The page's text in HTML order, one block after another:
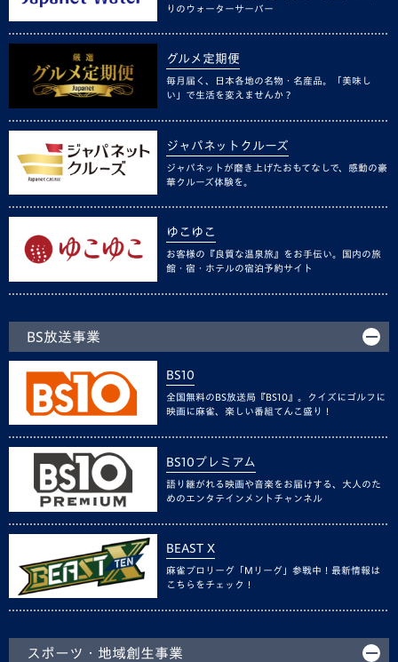
りのウォーターサーバー
グルメ定期便
毎月届く、日本各地の名物・名産品。「美味し
い」で生活を変えませんか？
ジャパネットクルーズ
ジャパネットが磨き上げたおもてなしで、感動の豪
華クルーズ体験を。
ゆこゆこ
お客様の『良質な温泉旅』をお手伝い。国内の旅
館・宿・ホテルの宿泊予約サイト
BS放送事業
BS10
全国無料のBS放送局『BS10』。クイズにゴルフに
映画に麻雀、楽しい番組てんこ盛り！
BS10プレミアム
語り継がれる映画や音楽をお届けする、大人のた
めのエンタテインメントチャンネル
BEAST X
麻雀プロリーグ「Mリーグ」参戦中！最新情報は
こちらをチェック！
スポーツ・地域創生事業